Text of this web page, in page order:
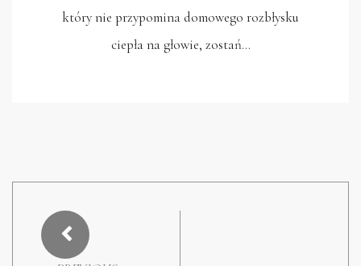
który nie przypomina domowego rozbłysku
ciepła na głowie, zostań…